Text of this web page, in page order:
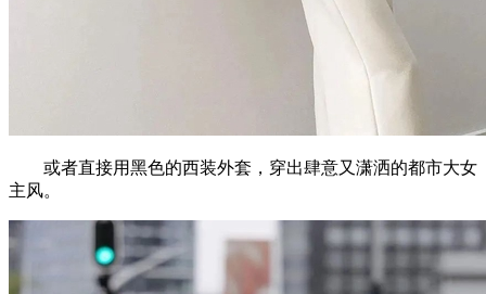
或者直接用黑色的西装外套，穿出肆意又潇洒的都市大女
主风。